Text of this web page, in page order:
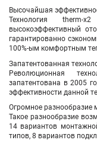
Высочайшая
Технология therm-
высокоэффективный
гарантированно
100%-ым комфортным
Запатентованная
Революционная
запатентована в 2005
эффективности данной
Огромное разнообразие
Такое разнообразие
14 вариантов
типов, 8 вариантов